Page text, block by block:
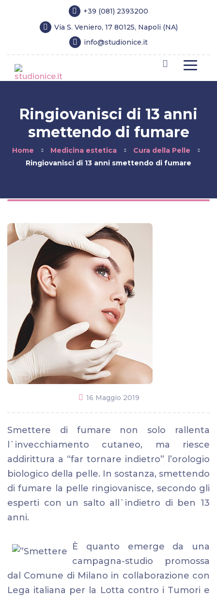
+39 (081) 2393200
Via S. Veniero, 17 80125, Napoli (NA)
info@studionice.it
Ringiovanisci di 13 anni
smettendo di fumare
Home Medicina estetica
Cura della Pelle
Ringiovanisci di 13 anni smettendo di fumare
16 Maggio 2019
Smettere di fumare non solo rallenta
l`invecchiamento cutaneo, ma riesce
addirittura a “far tornare indietro” l’orologio
biologico della pelle. In sostanza, smettendo
di fumare la pelle ringiovanisce, secondo gli
esperti con un salto all`indietro di ben 13
anni.
È quanto emerge da una
campagna-studio promossa
dal Comune di Milano in collaborazione con
Lega italiana per la Lotta contro i Tumori e